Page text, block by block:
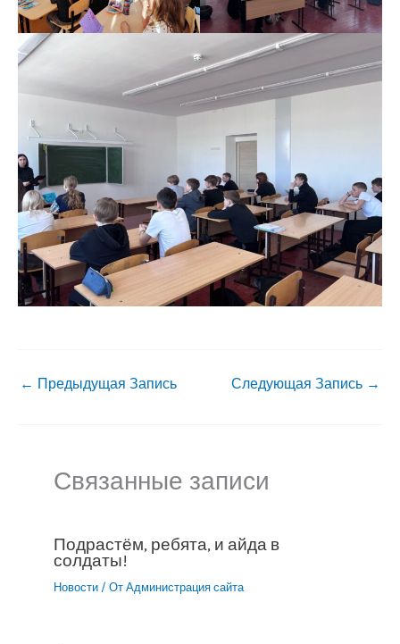
← Предыдущая Запись Следующая Запись →
Связанные записи
Подрастём, ребята, и айда в
солдаты!
Новости / От Администрация сайта